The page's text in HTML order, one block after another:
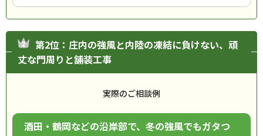
第2位：庄内の強風と内陸の凍結に負けない、頑
丈な門周りと舗装工事
実際のご相談例
酒田・鶴岡などの沿岸部で、冬の強風でもガタつ